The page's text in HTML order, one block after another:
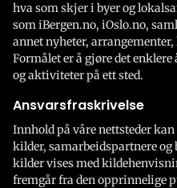
hva som skjer i byer og
som iBergen.no, iOslo.no,
annet nyheter,
Formålet er å gjøre det
og aktiviteter på ett sted.
Ansvarsfraskrivelse
Innhold på våre nettsteder
kilder, samarbeidspartnere
kilder vises med
fremgår fra den opprinnelige